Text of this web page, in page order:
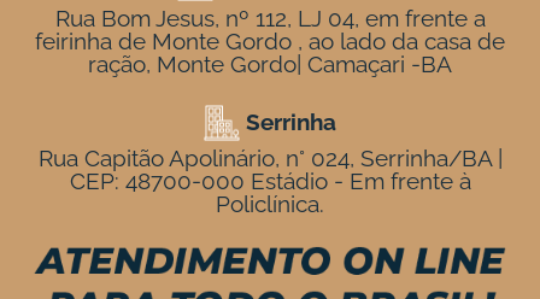
Rua Bom Jesus, nº 112, LJ 04, em frente a
feirinha de Monte Gordo , ao lado da casa de
ração, Monte Gordo| Camaçari -BA
Serrinha
Rua Capitão Apolinário, n° 024, Serrinha/BA |
CEP: 48700-000 Estádio - Em frente à
Policlínica.